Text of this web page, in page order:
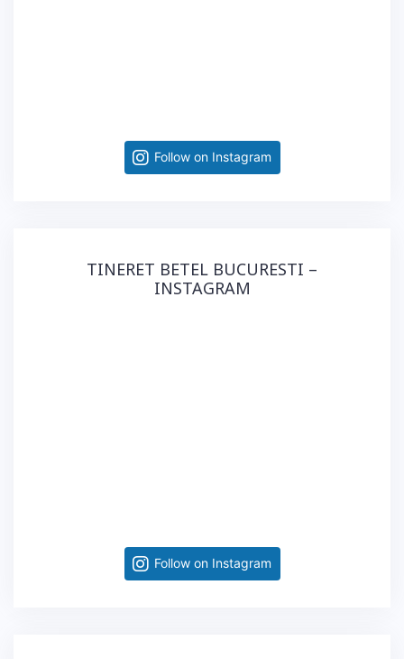
Follow on Instagram
TINERET BETEL BUCURESTI –
INSTAGRAM
Follow on Instagram